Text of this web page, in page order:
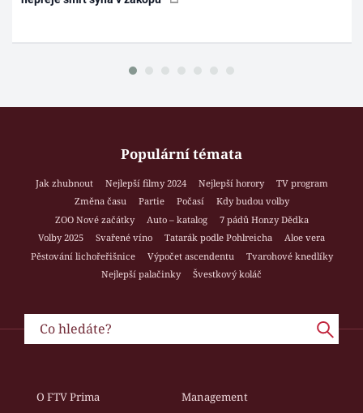
Populární témata
Jak zhubnout Nejlepší filmy 2024 Nejlepší horory
TV program
Změna času
Partie Počasí
Kdy budou volby
ZOO Nové začátky
Auto – katalog
7 pádů Honzy Dědka
Volby 2025
Svařené víno Tatarák podle Pohlreicha
Aloe vera
Pěstování lichořeřišnice
Výpočet ascendentu
Tvarohové knedlíky
Nejlepší palačinky
Švestkový koláč
O FTV Prima
Management